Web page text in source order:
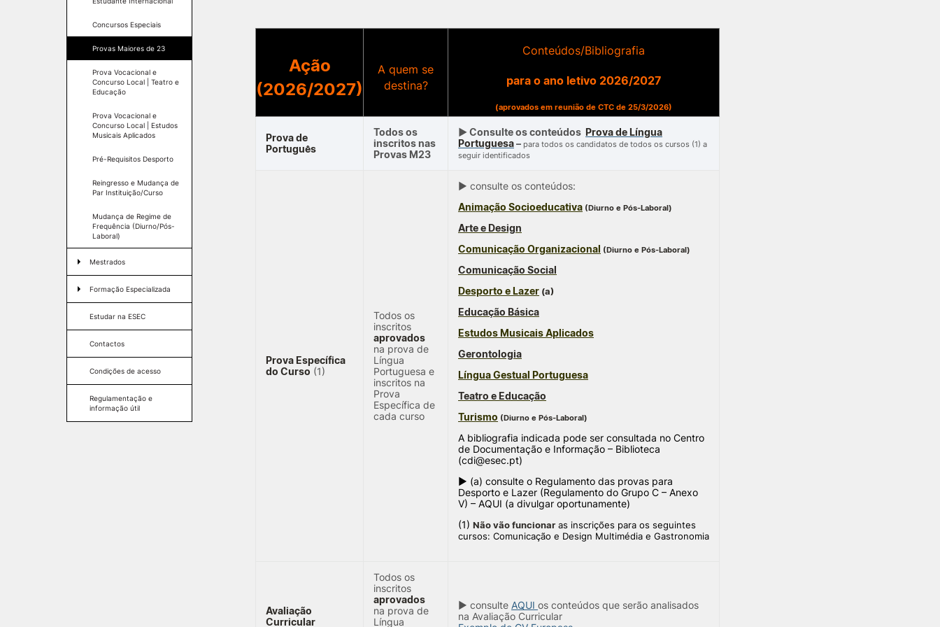
Investigação/Intervenção
Laboratório ROBOCORP
Bolsas
Calendários
Recursos
Regulamentos e Despachos
Estatutos Especiais
Formação Especializada
Microcredenciações
Escola de Línguas
Listas de Seriação e de
Search
Concursos Especiais
Provas Maiores de 23
Prova Vocacional e
Concurso Local | Teatro e
Educação
Prova Vocacional e
Concurso Local | Estudos
Musicais Aplicados
Pré-Requisitos Desporto
Reingresso e Mudança de
Par Instituição/Curso
Mudança de Regime de
Frequência (Diurno/Pós-
Laboral)
Mestrados
Condições de acesso
informação útil
Formação Especializada
Condições de acesso
informação útil
Estudar na ESEC
Contactos
Condições de acesso
Regulamentação e
informação útil
Ação
(2026/2027)
A quem se
destina?
Conteúdos/Bibliografia
para o ano letivo 2026/2027
(aprovados em reunião de CTC de 25/3/2026)
Prova de
Português
Todos os
inscritos nas
Provas M23
► Consulte os conteúdos Prova de Língua
Portuguesa– para todos os candidatos de todos os cursos (1) a
seguir identificados
Prova Específica
do Curso (1)
Todos os
inscritos
aprovados
na prova de
Língua
Portuguesa e
inscritos na
Prova
Específica de
cada curso
► consulte os conteúdos:
Animação Socioeducativa (Diurno e Pós-Laboral)
Arte e Design
Comunicação Organizacional (Diurno e Pós-Laboral)
Comunicação Social
Desporto e Lazer (a)
Educação Básica
Estudos Musicais Aplicados
Gerontologia
Língua Gestual Portuguesa
Teatro e Educação
Turismo (Diurno e Pós-Laboral)
A bibliografia indicada pode ser consultada no Centro
de Documentação e Informação – Biblioteca
(cdi@esec.pt)
► (a) consulte o Regulamento das provas para
Desporto e Lazer (Regulamento do Grupo C – Anexo
V) – AQUI (a divulgar oportunamente)
(1) Não vão funcionar as inscrições para os seguintes
cursos: Comunicação e Design Multimédia e Gastronomia
Avaliação
Curricular
Todos os
inscritos
aprovados
na prova de
Língua
► consulte AQUI os conteúdos que serão analisados
na Avaliação Curricular